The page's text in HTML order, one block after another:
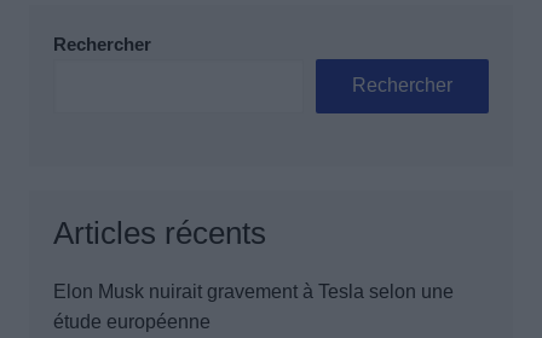
Rechercher
Rechercher
Articles récents
Elon Musk nuirait gravement à Tesla selon une
étude européenne